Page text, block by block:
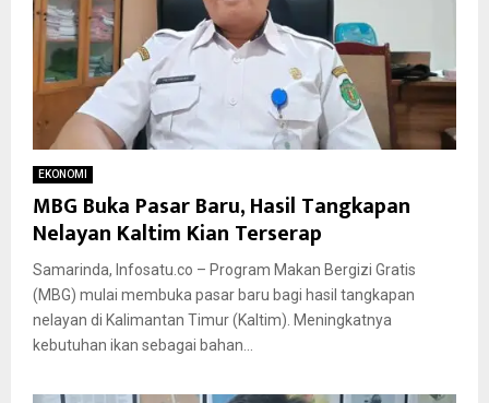
EKONOMI
MBG Buka Pasar Baru, Hasil Tangkapan
Nelayan Kaltim Kian Terserap
Samarinda, Infosatu.co – Program Makan Bergizi Gratis
(MBG) mulai membuka pasar baru bagi hasil tangkapan
nelayan di Kalimantan Timur (Kaltim). Meningkatnya
kebutuhan ikan sebagai bahan...